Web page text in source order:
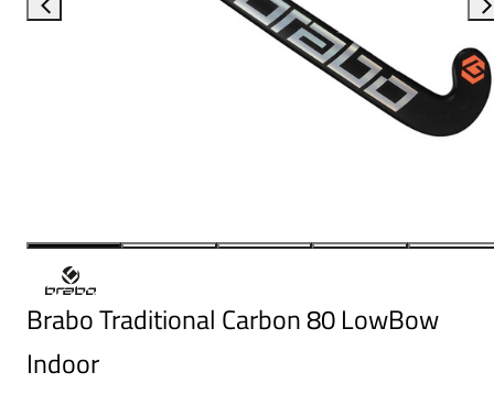
Brabo Traditional Carbon 80 LowBow
Indoor